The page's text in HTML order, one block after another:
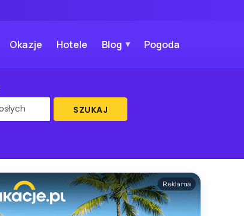
Okazje Hotele Blog Pogoda
SZUKAJ
Reklama